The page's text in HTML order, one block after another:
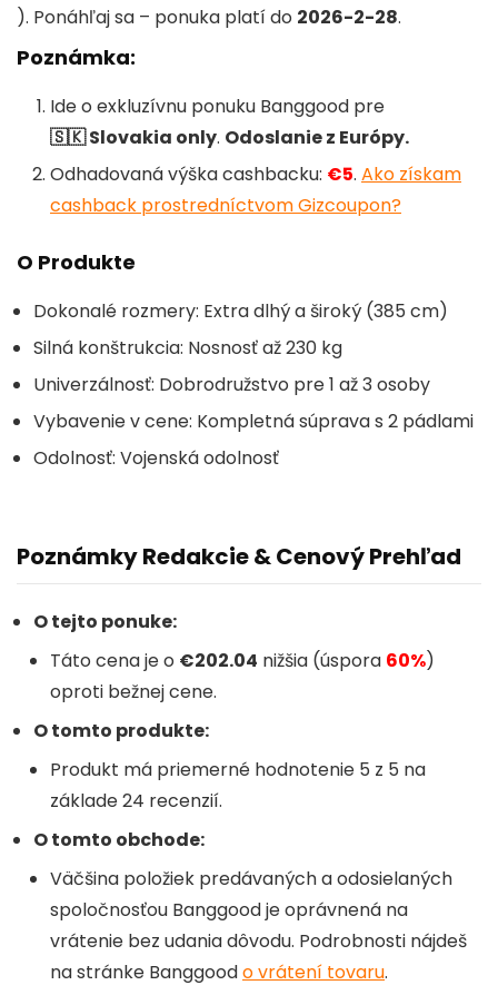
). Ponáhľaj sa – ponuka platí do 2026-2-28.
Poznámka:
Ide o exkluzívnu ponuku Banggood pre
🇸🇰 Slovakia only. Odoslanie z Európy.
Odhadovaná výška cashbacku: €5. Ako získam
cashback prostredníctvom Gizcoupon?
O Produkte
Dokonalé rozmery: Extra dlhý a široký (385 cm)
Silná konštrukcia: Nosnosť až 230 kg
Univerzálnosť: Dobrodružstvo pre 1 až 3 osoby
Vybavenie v cene: Kompletná súprava s 2 pádlami
Odolnosť: Vojenská odolnosť
Poznámky Redakcie & Cenový Prehľad
O tejto ponuke:
Táto cena je o €202.04 nižšia (úspora 60%)
oproti bežnej cene.
O tomto produkte:
Produkt má priemerné hodnotenie 5 z 5 na
základe 24 recenzií.
O tomto obchode:
Väčšina položiek predávaných a odosielaných
spoločnosťou Banggoodje oprávnená na
vrátenie bez udania dôvodu. Podrobnosti nájdeš
na stránke Banggoodo vrátení tovaru.